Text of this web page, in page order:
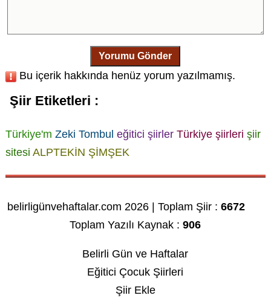
Yorumu Gönder
Bu içerik hakkında henüz yorum yazılmamış.
Şiir Etiketleri :
Türkiye'm Zeki Tombul eğitici şiirler Türkiye şiirleri şiir
sitesi ALPTEKİN ŞİMŞEK
belirligünvehaftalar.com 2026 | Toplam Şiir :6672
Toplam Yazılı Kaynak :906
Belirli Gün ve Haftalar
Eğitici Çocuk Şiirleri
Şiir Ekle